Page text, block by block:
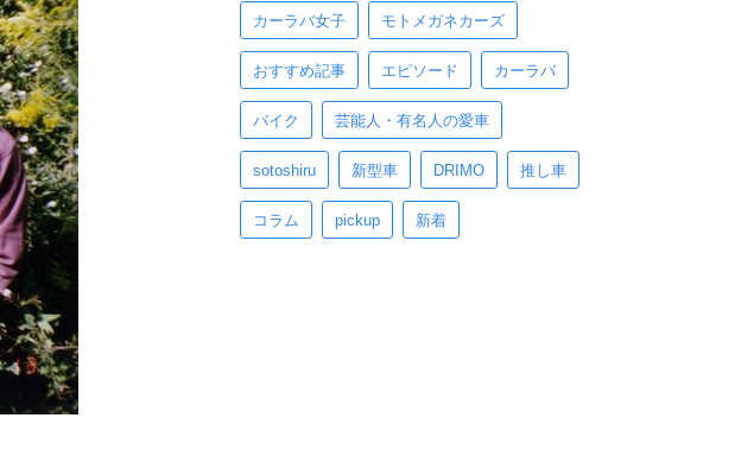
カーラバ女子 モトメガネカーズ
おすすめ記事 エピソード カーラバ
バイク 芸能人・有名人の愛車
sotoshiru 新型車 DRIMO 推し車
コラム pickup 新着